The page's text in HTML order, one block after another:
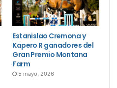
Estanislao Cremona y
Kapero R ganadores del
Gran Premio Montana
Farm
5 mayo, 2026